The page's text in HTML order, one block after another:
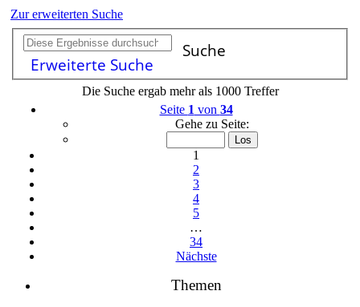
Zur erweiterten Suche
Suche
Erweiterte Suche
Die Suche ergab mehr als 1000 Treffer
Seite 1 von 34
Gehe zu Seite:
1
2
3
4
5
…
34
Nächste
Themen